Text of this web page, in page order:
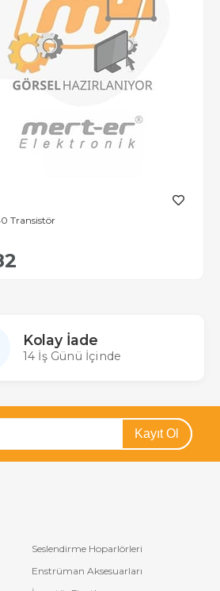
Transistör
Kolay İade
14 İş Günü İçinde
Kayıt Ol
Seslendirme Hoparlörleri
Enstrüman Aksesuarları